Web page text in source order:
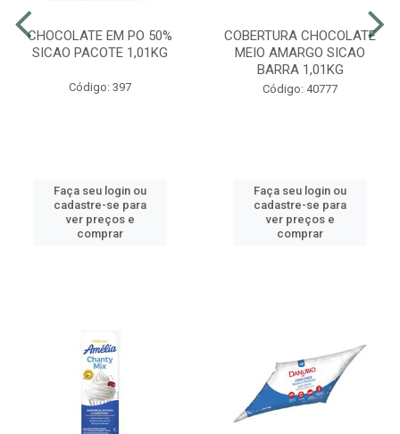
CHOCOLATE EM PO 50%
SICAO PACOTE 1,01KG
Código: 397
Faça seu login ou
cadastre-se para
ver preços e
comprar
COBERTURA CHOCOLATE
MEIO AMARGO SICAO
BARRA 1,01KG
Código: 40777
Faça seu login ou
cadastre-se para
ver preços e
comprar